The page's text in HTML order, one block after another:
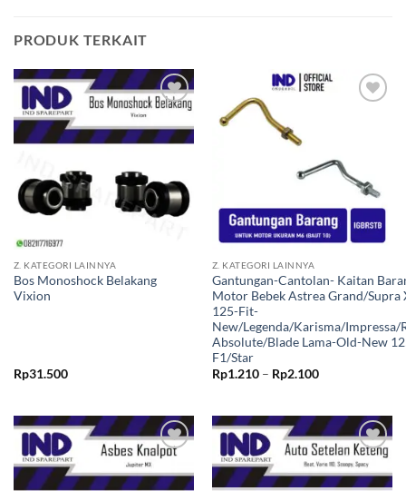
PRODUK TERKAIT
Tambahkan
ke Wishlist
Z. KATEGORI LAINNYA
Bos Monoshock Belakang
Vixion
Rp31.500
Z. KATEGORI LAINNYA
Gantungan-Cantolan- Kaitan
Motor Bebek Astrea Grand/Supra
125-Fit-
New/Legenda/Karisma/Impressa/
Absolute/Blade Lama-Old-New
F1/Star
Rp1.210 – Rp2.100Rentang
Rp2.100
Tambahkan
ke Wishlist
Tambahkan
ke Wishlist